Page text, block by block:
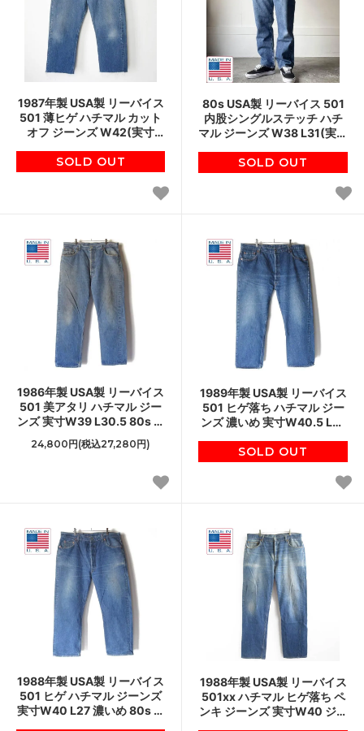
1987年製 USA製 リーバイス
501 薄ヒゲ ハチマル カット
オフ ジーンズ W42(実寸
テージ D154
SOLD OUT
80s USA製 リーバイス 501
内股シングルステッチ ハチ
マル ジーンズ W38 L31(実寸
テージ D153
SOLD OUT
1986年製 USA製 リーバイス
501 美アタリ ハチマル ジー
ンズ 実寸W39 L30.5 80s 一
点物 ビンテージ アメリカ製
デニム D151
24,800円(税込27,280円)
1989年製 USA製 リーバイス
501 ヒゲ落ち ハチマル ジー
ンズ 濃いめ 実寸W40.5 L27
テージ D151
SOLD OUT
1988年製 USA製 リーバイス
501 ヒゲ ハチマル ジーンズ
実寸W40 L27 濃いめ 80s ア
1988年製 USA製 リーバイス
501xx ハチマル ヒゲ落ち ペ
ンキ ジーンズ 実寸W40 ジー